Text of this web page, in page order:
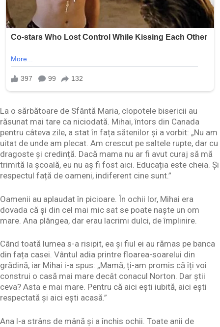
La o sărbătoare de Sfântă Maria, clopotele bisericii au
răsunat mai tare ca niciodată. Mihai, întors din Canada
pentru câteva zile, a stat în fața sătenilor și a vorbit: „Nu am
uitat de unde am plecat. Am crescut pe saltele rupte, dar cu
dragoste și credință. Dacă mama nu ar fi avut curaj să mă
trimită la școală, eu nu aș fi fost aici. Educația este cheia. Și
respectul față de oameni, indiferent cine sunt.”
Oamenii au aplaudat în picioare. În ochii lor, Mihai era
dovada că și din cel mai mic sat se poate naște un om
mare. Ana plângea, dar erau lacrimi dulci, de împlinire.
Când toată lumea s-a risipit, ea și fiul ei au rămas pe banca
din fața casei. Vântul adia printre floarea-soarelui din
grădină, iar Mihai i-a spus: „Mamă, ți-am promis că îți voi
construi o casă mai mare decât conacul Norton. Dar știi
ceva? Asta e mai mare. Pentru că aici ești iubită, aici ești
respectată și aici ești acasă.”
Ana l-a strâns de mână și a închis ochii. Toate anii de